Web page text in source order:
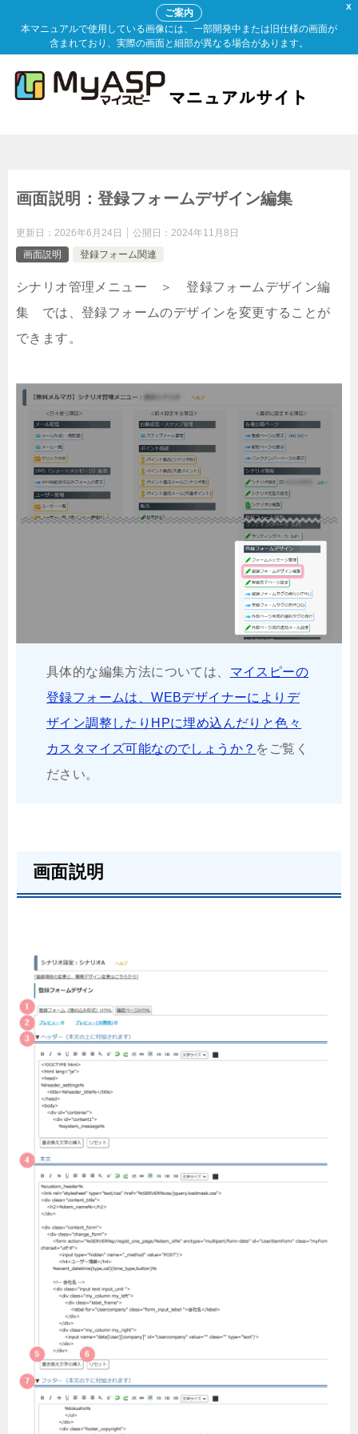
X
ご案内
本マニュアルで使用している画像には、一部開発中または旧仕様の画面が
含まれており、実際の画面と細部が異なる場合があります。
画面説明：登録フォームデザイン編集
更新日： 2026年6月24日 公開日： 2024年11月8日
画面説明
登録フォーム関連
シナリオ管理メニュー ＞ 登録フォームデザイン編
集 では、登録フォームのデザインを変更することが
できます。
具体的な編集方法については、 マイスピーの
登録フォームは、WEBデザイナーによりデ
ザイン調整したりHPに埋め込んだりと色々
カスタマイズ可能なのでしょうか？ をご覧く
ださい。
画面説明